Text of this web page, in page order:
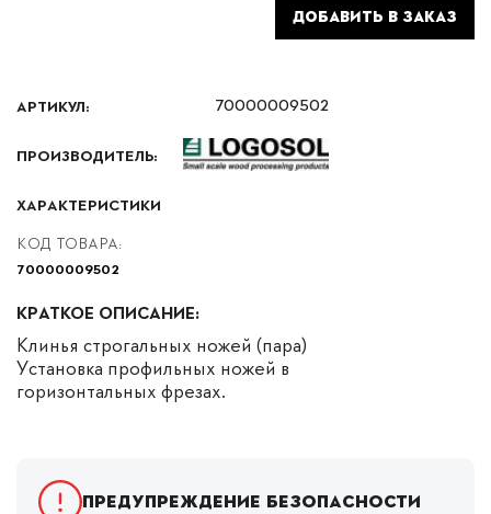
ДОБАВИТЬ В ЗАКАЗ
АРТИКУЛ: 70000009502
ПРОИЗВОДИТЕЛЬ:
ХАРАКТЕРИСТИКИ
КОД ТОВАРА:
70000009502
КРАТКОЕ ОПИСАНИЕ:
Клинья строгальных ножей (пара)
Установка профильных ножей в
горизонтальных фрезах.
Предупреждение безопасности